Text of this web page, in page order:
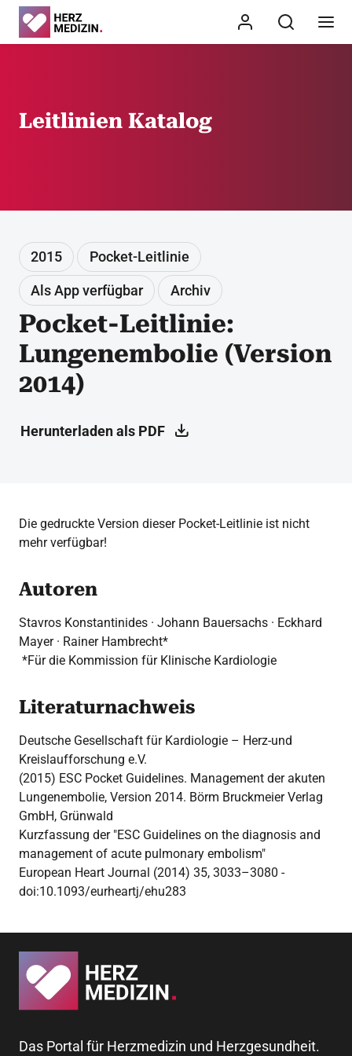
Leitlinien Katalog
2015 Pocket-Leitlinie
Als App verfügbar Archiv
Pocket-Leitlinie:
Lungenembolie (Version
2014)
Herunterladen als PDF
Die gedruckte Version dieser Pocket-Leitlinie ist nicht
mehr verfügbar!
Autoren
Stavros Konstantinides · Johann Bauersachs · Eckhard
Mayer · Rainer Hambrecht*
*Für die Kommission für Klinische Kardiologie
Literaturnachweis
Deutsche Gesellschaft für Kardiologie – Herz-und
Kreislaufforschung e.V.
(2015) ESC Pocket Guidelines. Management der akuten
Lungenembolie, Version 2014. Börm Bruckmeier Verlag
GmbH, Grünwald
Kurzfassung der "ESC Guidelines on the diagnosis and
management of acute pulmonary embolism"
European Heart Journal (2014) 35, 3033–3080 -
doi:10.1093/eurheartj/ehu283
Das Portal für Herzmedizin und Herzgesundheit.